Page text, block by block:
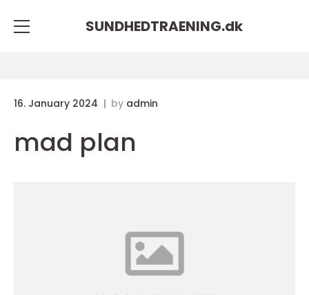
SUNDHEDTRAENING.dk
16. January 2024 by admin
mad plan